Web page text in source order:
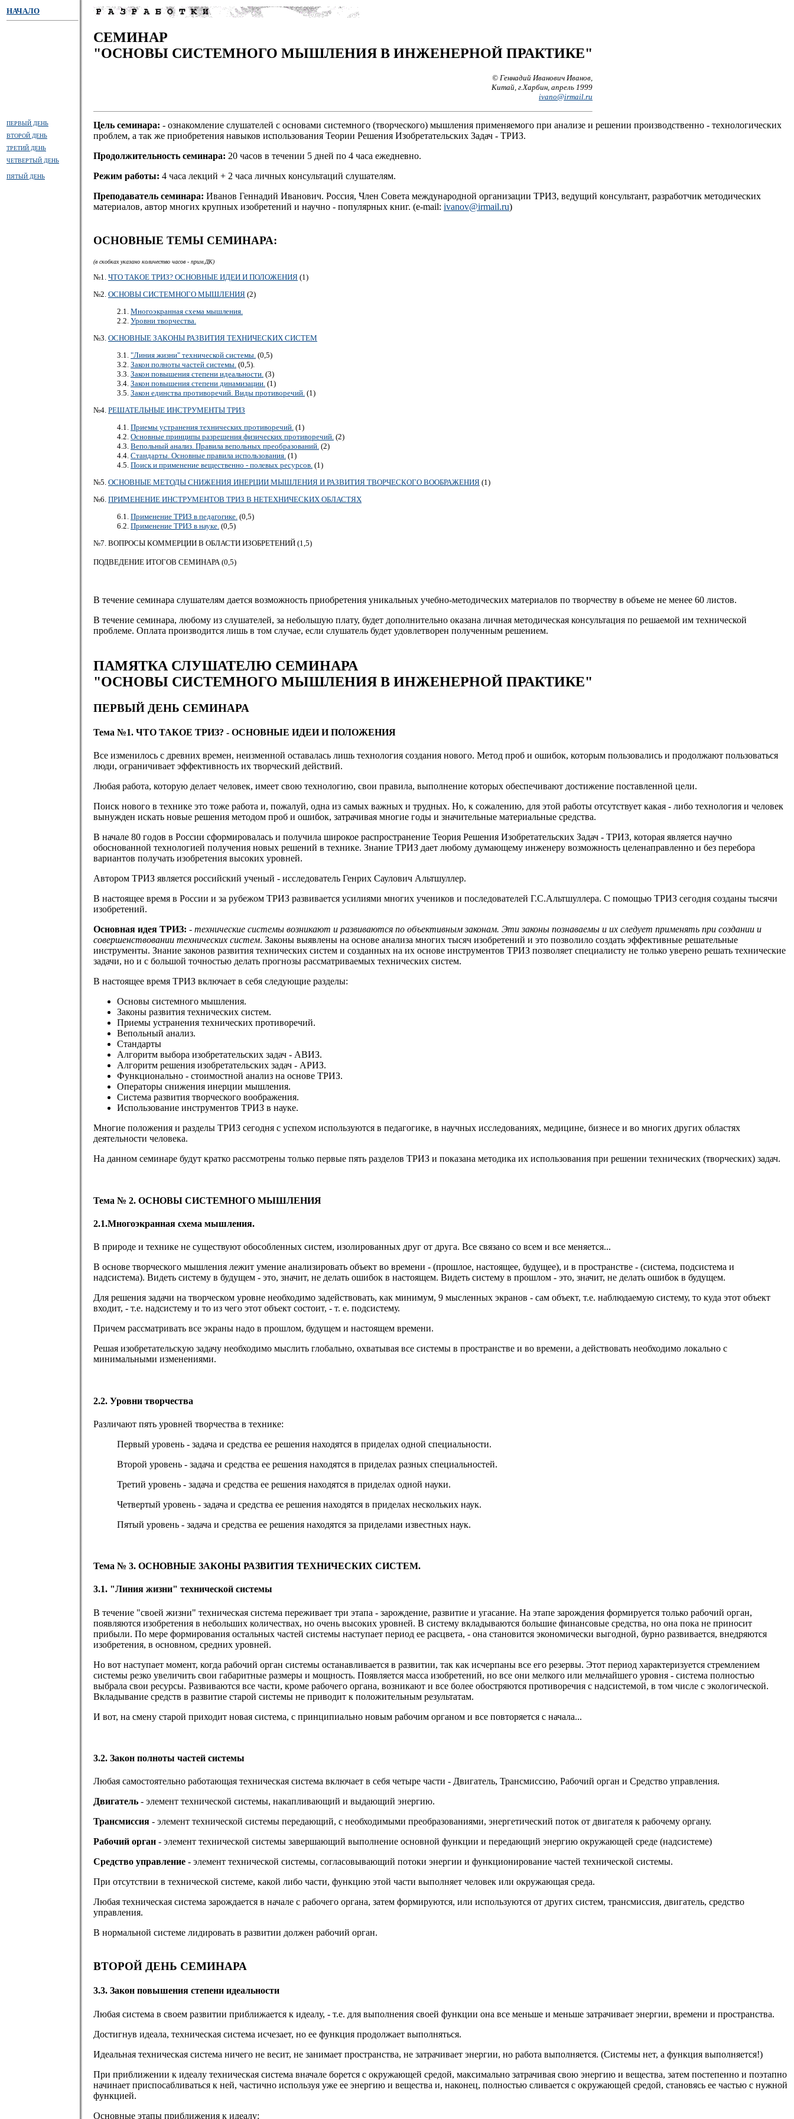
НАЧАЛО
СЕМИНАР
"ОСНОВЫ СИСТЕМНОГО МЫШЛЕНИЯ В ИНЖЕНЕРНОЙ ПРАКТИКЕ"
© Геннадий Иванович Иванов,
Китай, г.Харбин, апрель 1999
ivano@irmail.ru
ПЕРВЫЙ ДЕНЬ
ВТОРОЙ ДЕНЬ
ТРЕТИЙ ДЕНЬ
ЧЕТВЕРТЫЙ ДЕНЬ
ПЯТЫЙ ДЕНЬ
Цель семинара: - ознакомление слушателей с основами системного (творческого) мышления применяемого при анализе и решении производственно - технологических
проблем, а так же приобретения навыков использования Теории Решения Изобретательских Задач - ТРИЗ.
Продолжительность семинара: 20 часов в течении 5 дней по 4 часа ежедневно.
Режим работы: 4 часа лекций + 2 часа личных консультаций слушателям.
Преподаватель семинара: Иванов Геннадий Иванович. Россия, Член Совета международной организации ТРИЗ, ведущий консультант, разработчик методических
материалов, автор многих крупных изобретений и научно - популярных книг. (e-mail: ivanov@irmail.ru)
ОСНОВНЫЕ ТЕМЫ СЕМИНАРА:
(в скобках указано количество часов - прим.ДК)
№1. ЧТО ТАКОЕ ТРИЗ? ОСНОВНЫЕ ИДЕИ И ПОЛОЖЕНИЯ (1)
№2. ОСНОВЫ СИСТЕМНОГО МЫШЛЕНИЯ (2)
2.1. Многоэкранная схема мышления.
2.2. Уровни творчества.
№3. ОСНОВНЫЕ ЗАКОНЫ РАЗВИТИЯ ТЕХНИЧЕСКИХ СИСТЕМ
3.1. "Линия жизни" технической системы. (0,5)
3.2. Закон полноты частей системы. (0,5).
3.3. Закон повышения степени идеальности. (3)
3.4. Закон повышения степени динамизации. (1)
3.5. Закон единства противоречий. Виды противоречий. (1)
№4. РЕШАТЕЛЬНЫЕ ИНСТРУМЕНТЫ ТРИЗ
4.1. Приемы устранения технических противоречий. (1)
4.2. Основные принципы разрешения физических противоречий. (2)
4.3. Вепольный анализ. Правила вепольных преобразований. (2)
4.4. Стандарты. Основные правила использования. (1)
4.5. Поиск и применение вещественно - полевых ресурсов. (1)
№5. ОСНОВНЫЕ МЕТОДЫ СНИЖЕНИЯ ИНЕРЦИИ МЫШЛЕНИЯ И РАЗВИТИЯ ТВОРЧЕСКОГО ВООБРАЖЕНИЯ (1)
№6. ПРИМЕНЕНИЕ ИНСТРУМЕНТОВ ТРИЗ В НЕТЕХНИЧЕСКИХ ОБЛАСТЯХ
6.1. Применение ТРИЗ в педагогике. (0,5)
6.2. Применение ТРИЗ в науке. (0,5)
№7. ВОПРОСЫ КОММЕРЦИИ В ОБЛАСТИ ИЗОБРЕТЕНИЙ (1,5)
ПОДВЕДЕНИЕ ИТОГОВ СЕМИНАРА (0,5)
В течение семинара слушателям дается возможность приобретения уникальных учебно-методических материалов по творчеству в объеме не менее 60 листов.
В течение семинара, любому из слушателей, за небольшую плату, будет дополнительно оказана личная методическая консультация по решаемой им технической
проблеме. Оплата производится лишь в том случае, если слушатель будет удовлетворен полученным решением.
ПАМЯТКА СЛУШАТЕЛЮ СЕМИНАРА
"ОСНОВЫ СИСТЕМНОГО МЫШЛЕНИЯ В ИНЖЕНЕРНОЙ ПРАКТИКЕ"
ПЕРВЫЙ ДЕНЬ СЕМИНАРА
Тема №1. ЧТО ТАКОЕ ТРИЗ? - ОСНОВНЫЕ ИДЕИ И ПОЛОЖЕНИЯ
Все изменилось с древних времен, неизменной оставалась лишь технология создания нового. Метод проб и ошибок, которым пользовались и продолжают пользоваться
люди, ограничивает эффективность их творческий действий.
Любая работа, которую делает человек, имеет свою технологию, свои правила, выполнение которых обеспечивают достижение поставленной цели.
Поиск нового в технике это тоже работа и, пожалуй, одна из самых важных и трудных. Но, к сожалению, для этой работы отсутствует какая - либо технология и человек
вынужден искать новые решения методом проб и ошибок, затрачивая многие годы и значительные материальные средства.
В начале 80 годов в России сформировалась и получила широкое распространение Теория Решения Изобретательских Задач - ТРИЗ, которая является научно
обоснованной технологией получения новых решений в технике. Знание ТРИЗ дает любому думающему инженеру возможность целенаправленно и без перебора
вариантов получать изобретения высоких уровней.
Автором ТРИЗ является российский ученый - исследователь Генрих Саулович Альтшуллер.
В настоящее время в России и за рубежом ТРИЗ развивается усилиями многих учеников и последователей Г.С.Альтшуллера. С помощью ТРИЗ сегодня созданы тысячи
изобретений.
Основная идея ТРИЗ: - технические системы возникают и развиваются по объективным законам. Эти законы познаваемы и их следует применять при создании и
совершенствовании технических систем. Законы выявлены на основе анализа многих тысяч изобретений и это позволило создать эффективные решательные
инструменты. Знание законов развития технических систем и созданных на их основе инструментов ТРИЗ позволяет специалисту не только уверено решать технические
задачи, но и с большой точностью делать прогнозы рассматриваемых технических систем.
В настоящее время ТРИЗ включает в себя следующие разделы:
Основы системного мышления.
Законы развития технических систем.
Приемы устранения технических противоречий.
Вепольный анализ.
Стандарты
Алгоритм выбора изобретательских задач - АВИЗ.
Алгоритм решения изобретательских задач - АРИЗ.
Функционально - стоимостной анализ на основе ТРИЗ.
Операторы снижения инерции мышления.
Система развития творческого воображения.
Использование инструментов ТРИЗ в науке.
Многие положения и разделы ТРИЗ сегодня с успехом используются в педагогике, в научных исследованиях, медицине, бизнесе и во многих других областях
деятельности человека.
На данном семинаре будут кратко рассмотрены только первые пять разделов ТРИЗ и показана методика их использования при решении технических (творческих) задач.
Тема № 2. ОСНОВЫ СИСТЕМНОГО МЫШЛЕНИЯ
2.1.Многоэкранная схема мышления.
В природе и технике не существуют обособленных систем, изолированных друг от друга. Все связано со всем и все меняется...
В основе творческого мышления лежит умение анализировать объект во времени - (прошлое, настоящее, будущее), и в пространстве - (система, подсистема и
надсистема). Видеть систему в будущем - это, значит, не делать ошибок в настоящем. Видеть систему в прошлом - это, значит, не делать ошибок в будущем.
Для решения задачи на творческом уровне необходимо задействовать, как минимум, 9 мысленных экранов - сам объект, т.е. наблюдаемую систему, то куда этот объект
входит, - т.е. надсистему и то из чего этот объект состоит, - т. е. подсистему.
Причем рассматривать все экраны надо в прошлом, будущем и настоящем времени.
Решая изобретательскую задачу необходимо мыслить глобально, охватывая все системы в пространстве и во времени, а действовать необходимо локально с
минимальными изменениями.
2.2. Уровни творчества
Различают пять уровней творчества в технике:
Первый уровень - задача и средства ее решения находятся в приделах одной специальности.
Второй уровень - задача и средства ее решения находятся в приделах разных специальностей.
Третий уровень - задача и средства ее решения находятся в приделах одной науки.
Четвертый уровень - задача и средства ее решения находятся в приделах нескольких наук.
Пятый уровень - задача и средства ее решения находятся за приделами известных наук.
Тема № 3. ОСНОВНЫЕ ЗАКОНЫ РАЗВИТИЯ ТЕХНИЧЕСКИХ СИСТЕМ.
3.1. "Линия жизни" технической системы
В течение "своей жизни" техническая система переживает три этапа - зарождение, развитие и угасание. На этапе зарождения формируется только рабочий орган,
появляются изобретения в небольших количествах, но очень высоких уровней. В систему вкладываются большие финансовые средства, но она пока не приносит
прибыли. По мере формирования остальных частей системы наступает период ее расцвета, - она становится экономически выгодной, бурно развивается, внедряются
изобретения, в основном, средних уровней.
Но вот наступает момент, когда рабочий орган системы останавливается в развитии, так как исчерпаны все его резервы. Этот период характеризуется стремлением
системы резко увеличить свои габаритные размеры и мощность. Появляется масса изобретений, но все они мелкого или мельчайшего уровня - система полностью
выбрала свои ресурсы. Развиваются все части, кроме рабочего органа, возникают и все более обостряются противоречия с надсистемой, в том числе с экологической.
Вкладывание средств в развитие старой системы не приводит к положительным результатам.
И вот, на смену старой приходит новая система, с принципиально новым рабочим органом и все повторяется с начала...
3.2. Закон полноты частей системы
Любая самостоятельно работающая техническая система включает в себя четыре части - Двигатель, Трансмиссию, Рабочий орган и Средство управления.
Двигатель - элемент технической системы, накапливающий и выдающий энергию.
Трансмиссия - элемент технической системы передающий, с необходимыми преобразованиями, энергетический поток от двигателя к рабочему органу.
Рабочий орган - элемент технической системы завершающий выполнение основной функции и передающий энергию окружающей среде (надсистеме)
Средство управление - элемент технической системы, согласовывающий потоки энергии и функционирование частей технической системы.
При отсутствии в технической системе, какой либо части, функцию этой части выполняет человек или окружающая среда.
Любая техническая система зарождается в начале с рабочего органа, затем формируются, или используются от других систем, трансмиссия, двигатель, средство
управления.
В нормальной системе лидировать в развитии должен рабочий орган.
ВТОРОЙ ДЕНЬ СЕМИНАРА
3.3. Закон повышения степени идеальности
Любая система в своем развитии приближается к идеалу, - т.е. для выполнения своей функции она все меньше и меньше затрачивает энергии, времени и пространства.
Достигнув идеала, техническая система исчезает, но ее функция продолжает выполняться.
Идеальная техническая система ничего не весит, не занимает пространства, не затрачивает энергии, но работа выполняется. (Системы нет, а функция выполняется!)
При приближении к идеалу техническая система вначале борется с окружающей средой, максимально затрачивая свою энергию и вещества, затем постепенно и поэтапно
начинает приспосабливаться к ней, частично используя уже ее энергию и вещества и, наконец, полностью сливается с окружающей средой, становясь ее частью с нужной
функцией.
Основные этапы приближения к идеалу: